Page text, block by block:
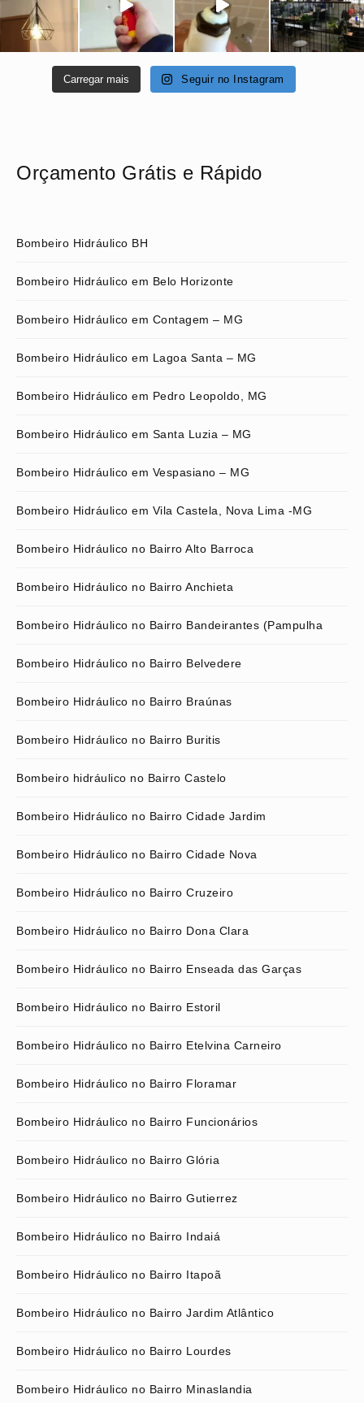
Carregar mais Seguir no Instagram
Orçamento Grátis e Rápido
Bombeiro Hidráulico BH
Bombeiro Hidráulico em Belo Horizonte
Bombeiro Hidráulico em Contagem – MG
Bombeiro Hidráulico em Lagoa Santa – MG
Bombeiro Hidráulico em Pedro Leopoldo, MG
Bombeiro Hidráulico em Santa Luzia – MG
Bombeiro Hidráulico em Vespasiano – MG
Bombeiro Hidráulico em Vila Castela, Nova Lima -MG
Bombeiro Hidráulico no Bairro Alto Barroca
Bombeiro Hidráulico no Bairro Anchieta
Bombeiro Hidráulico no Bairro Bandeirantes (Pampulha
Bombeiro Hidráulico no Bairro Belvedere
Bombeiro Hidráulico no Bairro Braúnas
Bombeiro Hidráulico no Bairro Buritis
Bombeiro hidráulico no Bairro Castelo
Bombeiro Hidráulico no Bairro Cidade Jardim
Bombeiro Hidráulico no Bairro Cidade Nova
Bombeiro Hidráulico no Bairro Cruzeiro
Bombeiro Hidráulico no Bairro Dona Clara
Bombeiro Hidráulico no Bairro Enseada das Garças
Bombeiro Hidráulico no Bairro Estoril
Bombeiro Hidráulico no Bairro Etelvina Carneiro
Bombeiro Hidráulico no Bairro Floramar
Bombeiro Hidráulico no Bairro Funcionários
Bombeiro Hidráulico no Bairro Glória
Bombeiro Hidráulico no Bairro Gutierrez
Bombeiro Hidráulico no Bairro Indaiá
Bombeiro Hidráulico no Bairro Itapoã
Bombeiro Hidráulico no Bairro Jardim Atlântico
Bombeiro Hidráulico no Bairro Lourdes
Bombeiro Hidráulico no Bairro Minaslandia